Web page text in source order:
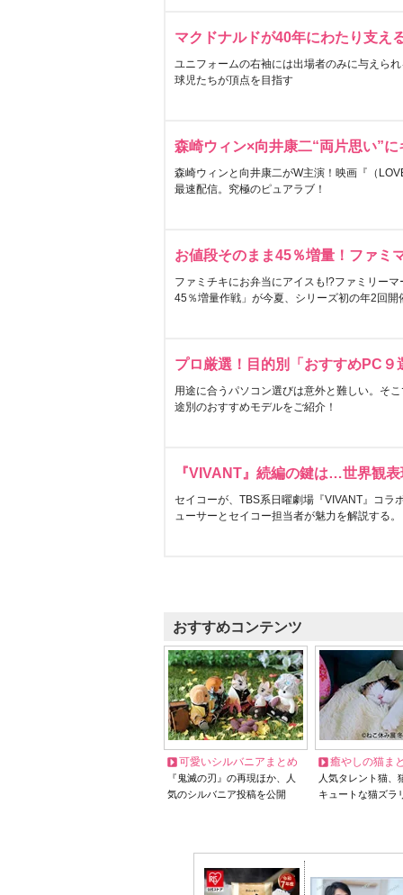
マクドナルドが40年にわたり支え
ユニフォームの右袖には出場者のみに与えら
球児たちが頂点を目指す
森崎ウィン×向井康二“両片思い”
森崎ウィンと向井康二がW主演！映画『（
最速配信。究極のピュアラブ！
お値段そのまま45％増量！ファミ
ファミチキにお弁当にアイスも!?ファミリー
45％増量作戦」が今夏、シリーズ初の年2回開
プロ厳選！目的別「おすすめPC９
用途に合うパソコン選びは意外と難しい。そ
途別のおすすめモデルをご紹介！
『VIVANT』続編の鍵は…世界観
セイコーが、TBS系日曜劇場『VIVANT』コラ
ューサーとセイコー担当者が魅力を解説する。
おすすめコンテンツ
可愛いシルバニアまとめ
『鬼滅の刃』の再現ほか、人
気のシルバニア投稿を公開
癒やしの猫ま
人気タレント猫
キュートな猫ズラ